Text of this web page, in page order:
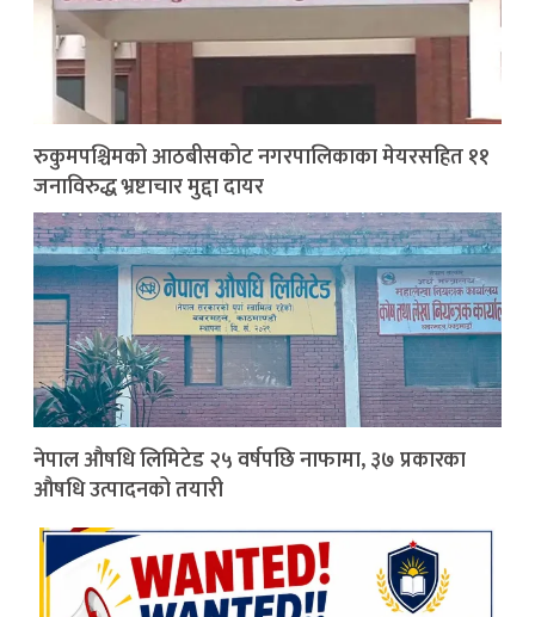
रुकुमपश्चिमको आठबीसकोट नगरपालिकाका मेयरसहित ११
जनाविरुद्ध भ्रष्टाचार मुद्दा दायर
नेपाल औषधि लिमिटेड २५ वर्षपछि नाफामा, ३७ प्रकारका
औषधि उत्पादनको तयारी